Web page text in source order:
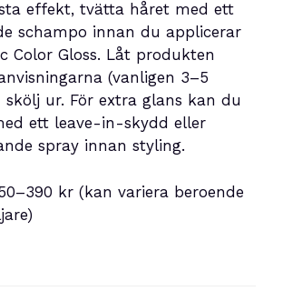
effekt, tvätta håret med ett
schampo innan du applicerar
Color Gloss. Låt produkten
(vanligen 3–5
ur. För extra glans kan du
ett leave-in-skydd eller
spray innan styling.
kr (kan variera beroende